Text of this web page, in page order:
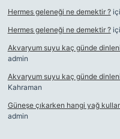
Hermes geleneği ne demektir ?
Hermes geleneği ne demektir ?
Akvaryum suyu kaç günde
admin
Akvaryum suyu kaç günde
Kahraman
Güneşe çıkarken hangi yağ
admin